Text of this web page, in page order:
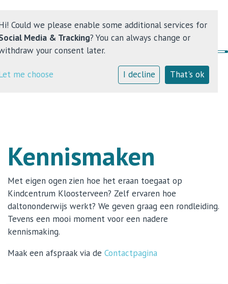
Home
Kinderopvang
Contact
Kennismaken
Met eigen ogen zien hoe het eraan toegaat op
Kindcentrum Kloosterveen? Zelf ervaren hoe
daltononderwijs werkt? We geven graag een rondleiding.
Tevens een mooi moment voor een nadere
kennismaking.
Maak een afspraak via de Contactpagina
Could we please enable some additional services for
Media & Tracking? You can always change or
your consent later.
me choose I decline That's ok